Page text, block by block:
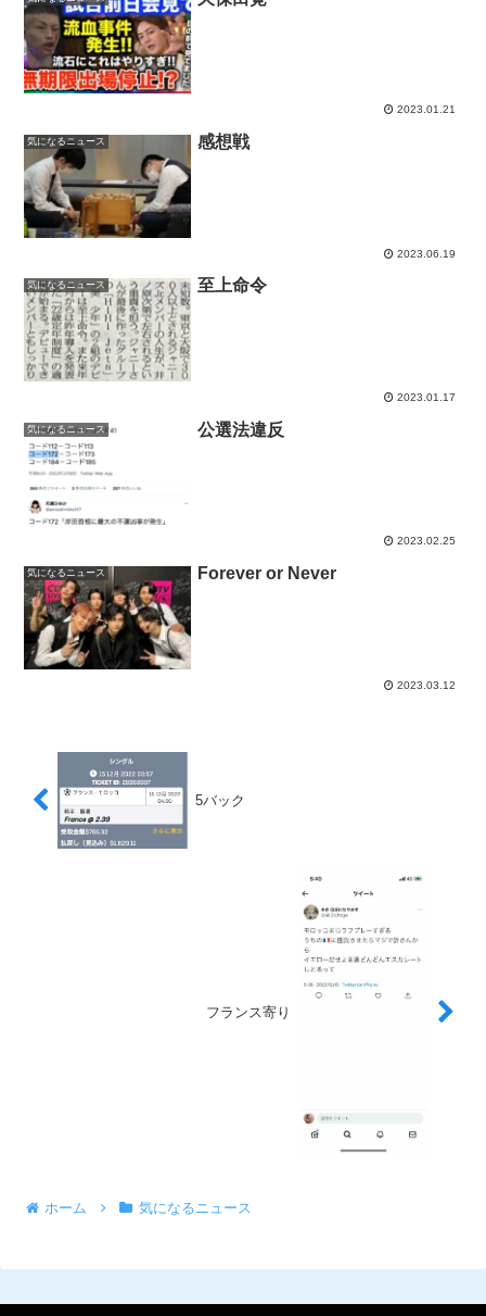
2023.01.21
気になるニュース 感想戦
2023.06.19
気になるニュース 至上命令
2023.01.17
気になるニュース 公選法違反
2023.02.25
気になるニュース Forever or Never
2023.03.12
5バック
フランス寄り
ホーム 気になるニュース